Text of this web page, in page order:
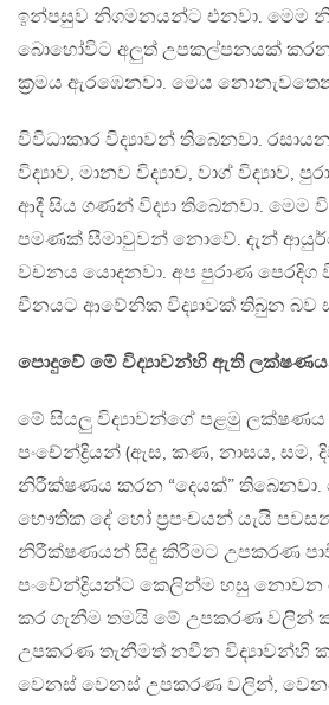
ඉන්පසුව නිගමනයන්ට එනවා. මෙම
බොහෝවිට අලුත් උපකල්පනයක්
ක්‍රමය ඇරඹෙනවා. මෙය
විවිධාකාර විද්‍යාවන් තිබෙනවා.
විද්‍යාව, මානව විද්‍යාව, වාග් විද්‍යාව,
ආදී සිය ගණන් විද්‍යා තිබෙනවා. මෙම
පමණක් සීමාවුවන් නොවේ. දැන්
වචනය යොදනවා. අප පුරාණ පෙරදිග
චීනයට ආවේනික විද්‍යාවක් තිබුන බව
පොදුවේ මේ විද්‍යාවන්හි ඇති
මේ සියලු විද්‍යාවන්ගේ පළමු ලක්ෂණය
පංචේන්ද්‍රියන් (ඇස, කණ, නාසය, සම,
නිරීක්ෂණය කරන “දෙයක්” තිබෙනවා.
භෞතික දේ හෝ ප්‍රපංචයන් යැයි
නිරීක්ෂණයන් සිදු කිරීමට උපකරණ
පංචේන්ද්‍රියන්ට කෙලින්ම හසු නොවන
කර ගැනීම තමයි මේ උපකරණ වලින්
උපකරණ තැනීමත් නවීන විද්‍යාවන්හි
වෙනස් වෙනස් උපකරණ වලින්,